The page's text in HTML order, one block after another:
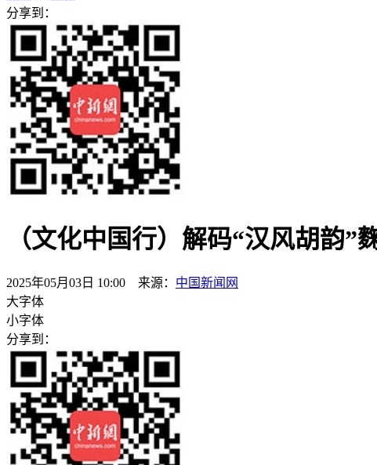
分享到：
（文化中国行）解码“汉风胡韵”
2025年05月03日 10:00 来源： 中国新闻网
大字体
小字体
分享到：